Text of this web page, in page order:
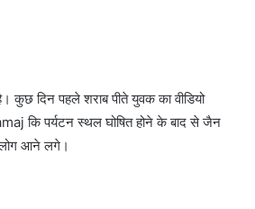
दिन पहले शराब पीते युवक का वीडियो
कि पर्यटन स्थल घोषित होने के बाद से जैन
लोग आने लगे।